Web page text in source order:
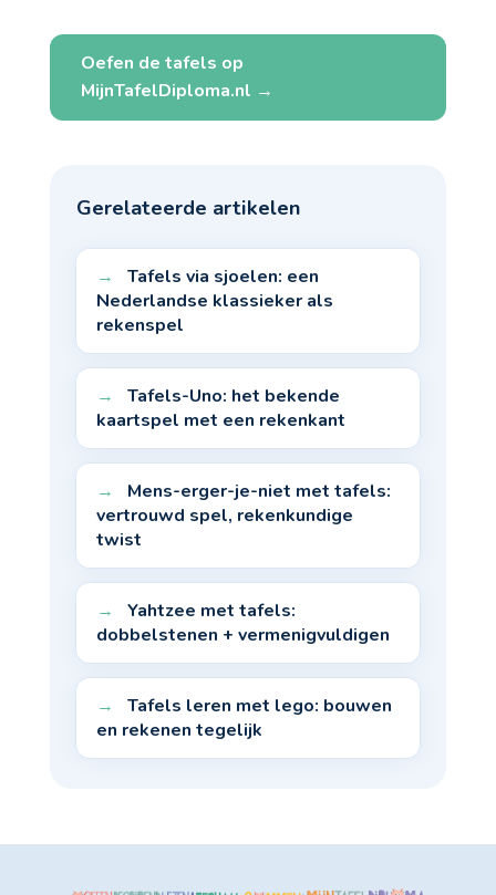
Oefen de tafels op
MijnTafelDiploma.nl →
Gerelateerde artikelen
Tafels via sjoelen: een
Nederlandse klassieker als
rekenspel
Tafels-Uno: het bekende
kaartspel met een rekenkant
Mens-erger-je-niet met tafels:
vertrouwd spel, rekenkundige
twist
Yahtzee met tafels:
dobbelstenen + vermenigvuldigen
Tafels leren met lego: bouwen
en rekenen tegelijk